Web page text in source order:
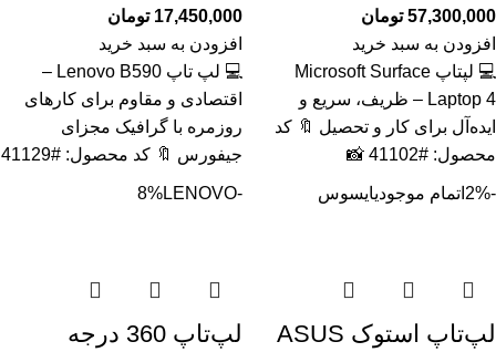
57,300,000 تومان
افزودن به سبد خرید
💻 لپتاپ Microsoft Surface
Laptop 4 – ظریف، سریع و
ایده‌آل برای کار و تحصیل 🔖 کد
محصول: #41102 📸
17,450,000 تومان
افزودن به سبد خرید
💻 لپ تاپ Lenovo B590 –
اقتصادی و مقاوم برای کارهای
روزمره با گرافیک مجزای
جیفورس 🔖 کد محصول: #41129
-2% اتمام موجودیایسوس
لپ‌تاپ استوک ASUS
-8%
LENOVO
لپ‌تاپ 360 درجه